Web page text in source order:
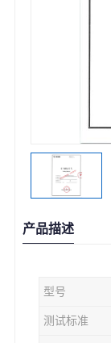
产品描述
型号
测试标准